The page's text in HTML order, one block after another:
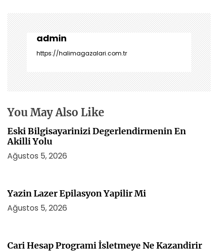
g
e
z
i
n
m
e
i
admin
https://halimagazalari.com.tr
You May Also Like
Eski Bilgisayarinizi Degerlendirmenin En
Akilli Yolu
Ağustos 5, 2026
Yazin Lazer Epilasyon Yapilir Mi
Ağustos 5, 2026
Cari Hesap Programi İsletmeye Ne Kazandirir